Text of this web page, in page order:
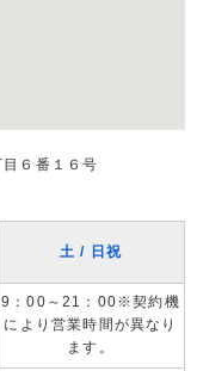
６番１６号
土 / 日祝
9：00～21：00※契約機
により営業時間が異なり
ます。